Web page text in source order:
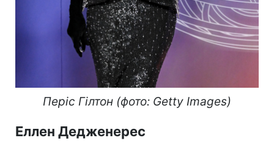
Періс Гілтон (фото: Getty Images)
Еллен Дедженерес